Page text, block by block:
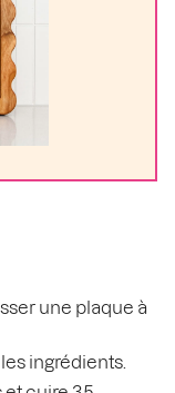
une plaque à
ingrédients.